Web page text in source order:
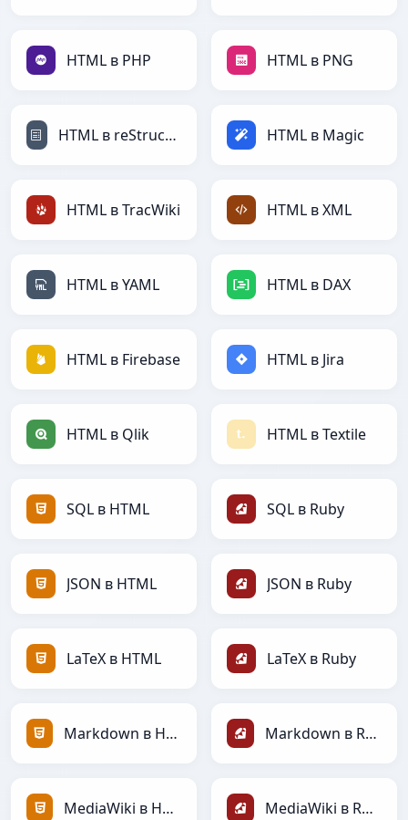
HTML в PHP HTML в PNG
HTML в reStructuredText HTML в Magic
HTML в TracWiki HTML в XML
HTML в YAML HTML в DAX
HTML в Firebase HTML в Jira
HTML в Qlik HTML в Textile
SQL в HTML SQL в Ruby
JSON в HTML JSON в Ruby
LaTeX в HTML LaTeX в Ruby
Markdown в HTML Markdown в Ruby
MediaWiki в HTML MediaWiki в Ruby